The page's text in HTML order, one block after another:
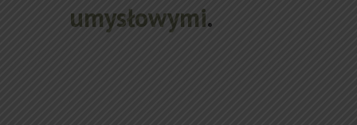
umysłowymi.